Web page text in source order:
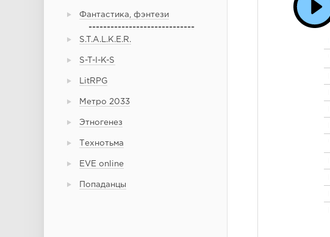
Фантастика, фэнтези
-----------------------------
S.T.A.L.K.E.R.
S-T-I-K-S
LitRPG
Метро 2033
Этногенез
Технотьма
EVE online
Попаданцы